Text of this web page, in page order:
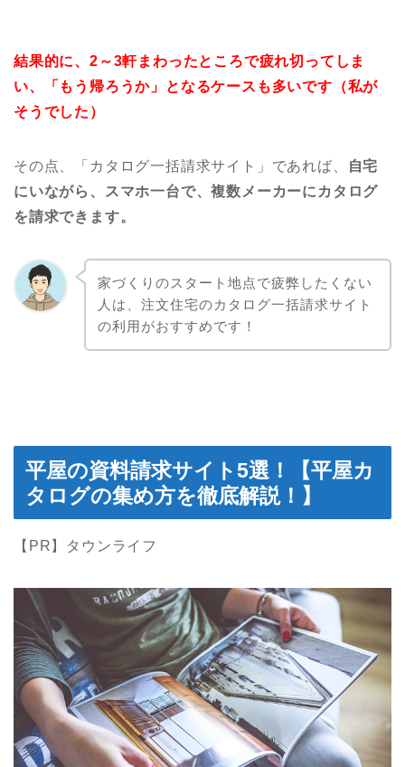
結果的に、2～3軒まわったところで疲れ切ってしま
い、「もう帰ろうか」となるケースも多いです（私が
そうでした）
その点、「カタログ一括請求サイト」であれば、
自宅
にいながら、スマホ一台で、複数メーカーにカタログ
を請求できます。
家づくりのスタート地点で疲弊したくない
人は、注文住宅のカタログ一括請求サイト
の利用がおすすめです！
平屋の資料請求サイト5選！【平屋カ
タログの集め方を徹底解説！】
【PR】タウンライフ